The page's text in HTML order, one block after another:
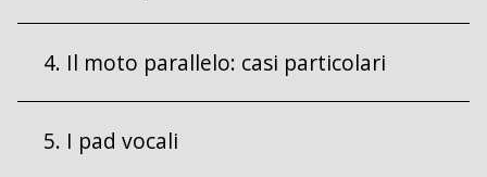
4. Il moto parallelo: casi particolari
5. I pad vocali